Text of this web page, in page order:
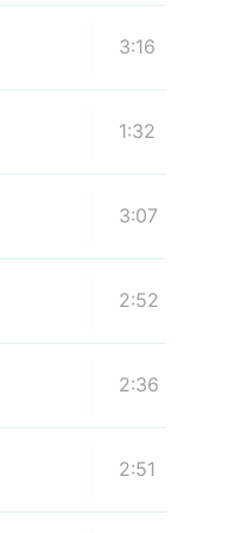
3:16
1:32
3:07
2:52
2:36
2:51